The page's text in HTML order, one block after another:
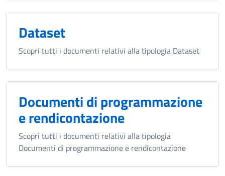
Dataset
Scopri tutti i documenti relativi alla tipologia Dataset
Documenti di programmazione
e rendicontazione
Scopri tutti i documenti relativi alla tipologia
Documenti di programmazione e rendicontazione